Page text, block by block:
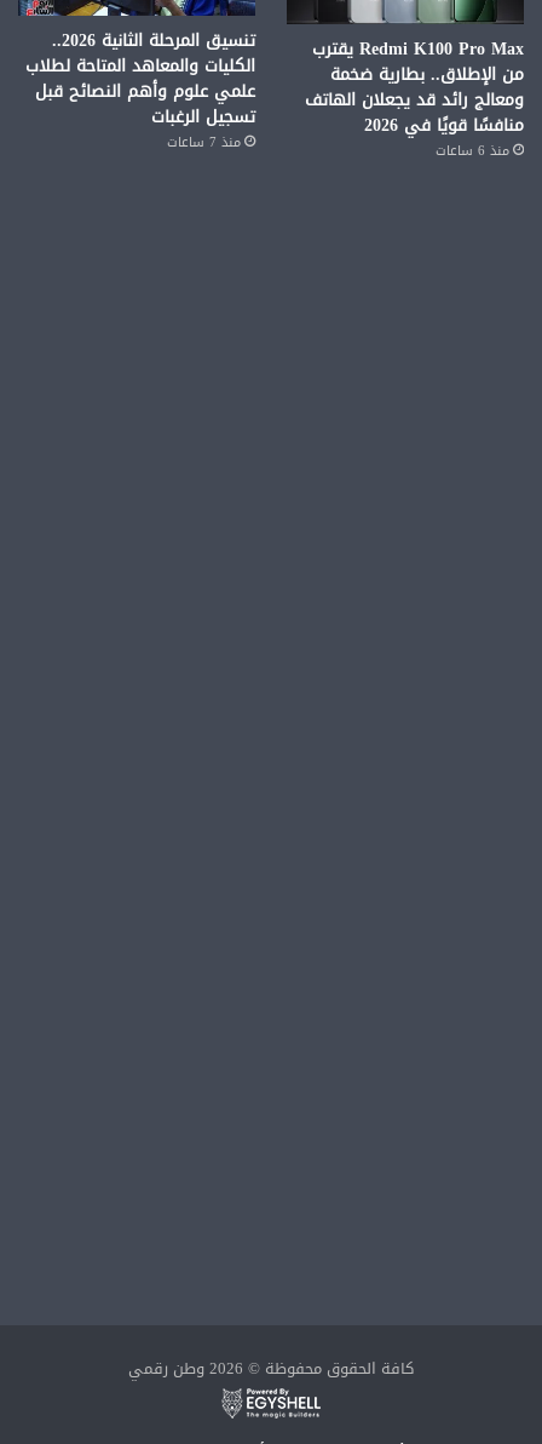
Redmi K100 Pro Max يقترب
من الإطلاق.. بطارية ضخمة
ومعالج رائد قد يجعلان الهاتف
منافسًا قويًا في 2026
منذ 6 ساعات
تنسيق المرحلة الثانية 2026..
الكليات والمعاهد المتاحة لطلاب
علمي علوم وأهم النصائح قبل
تسجيل الرغبات
منذ 7 ساعات
كافة الحقوق محفوظة © 2026 وطن رقمي